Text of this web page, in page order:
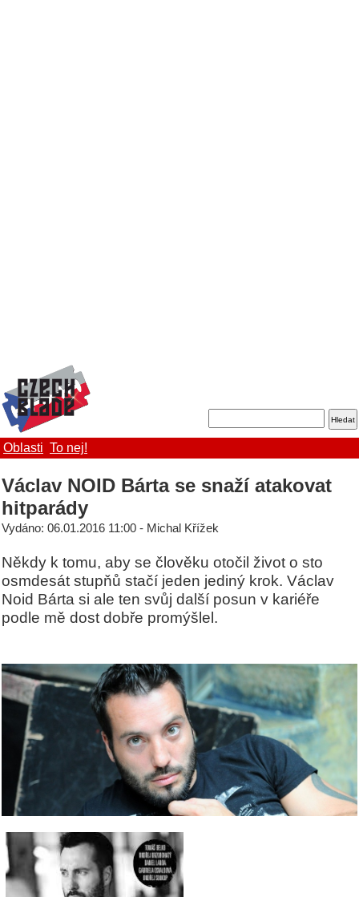
Oblasti To nej!
Václav NOID Bárta se snaží atakovat
hitparády
Vydáno: 06.01.2016 11:00 - Michal Křížek
Někdy k tomu, aby se člověku otočil život o sto
osmdesát stupňů stačí jeden jediný krok. Václav
Noid Bárta si ale ten svůj další posun v kariéře
podle mě dost dobře promýšlel.